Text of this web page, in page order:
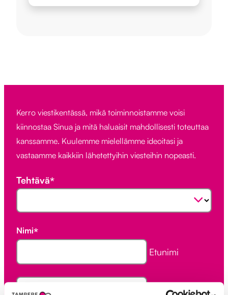
Kerro viestikentässä, mikä toiminnoistamme voisi
kiinnostaa Sinua ja mitä haluaisit mahdollisesti toteuttaa
kanssamme. Kuulemme mielellämme ideoitasi ja
vastaamme kaikkiin lähetettyihin viesteihin nopeasti.
*"
pakolliset
kentät
Tehtävä*
Nimi*
Etunimi
Sukunimi